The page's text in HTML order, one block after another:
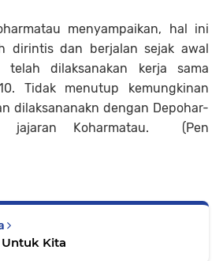
menyampaikan, hal ini
dirintis dan berjalan sejak awal
dilaksanakan kerja sama
Tidak menutup kemungkinan
dilaksananakn dengan Depohar-
jajaran Koharmatau. (Pen
Kita